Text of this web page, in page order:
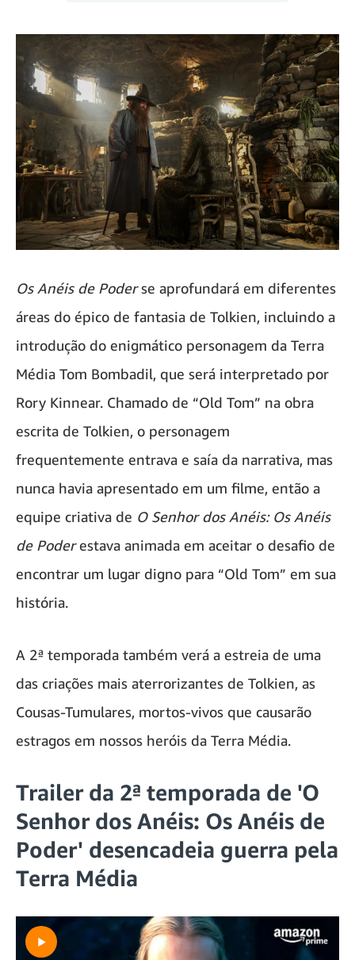
Os Anéis de Poderse aprofundará em diferentes
áreas do épico de fantasia de Tolkien, incluindo a
introdução do enigmático personagem da Terra
Média Tom Bombadil, que será interpretado por
Rory Kinnear. Chamado de “Old Tom” na obra
escrita de Tolkien, o personagem
frequentemente entrava e saía da narrativa, mas
nunca havia apresentado em um filme, então a
equipe criativa de O Senhor dos Anéis: Os Anéis
de Poderestava animada em aceitar o desafio de
encontrar um lugar digno para “Old Tom” em sua
história.
A 2ª temporada também verá a estreia de uma
das criações mais aterrorizantes de Tolkien, as
Cousas-Tumulares, mortos-vivos que causarão
estragos em nossos heróis da Terra Média.
Trailer da 2ª temporada de 'O
Senhor dos Anéis: Os Anéis de
Poder' desencadeia guerra pela
Terra Média